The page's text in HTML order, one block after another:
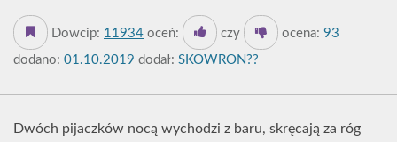
Dowcip: 11934 oceń: czy ocena: 93
dodano: 01.10.2019 dodał: SKOWRON??
Dwóch pijaczków nocą wychodzi z baru, skręcają za róg